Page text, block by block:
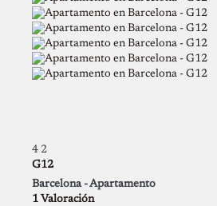
4 2
G12
Barcelona -Apartamento
1 Valoración